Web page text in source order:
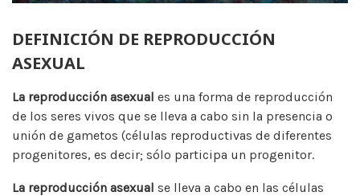
DEFINICIÓN DE REPRODUCCIÓN
ASEXUAL
La reproducción asexual es una forma de reproducción
de los seres vivos que se lleva a cabo sin la presencia o
unión de gametos (células reproductivas de diferentes
progenitores, es decir; sólo participa un progenitor.
La reproducción asexual se lleva a cabo en las células